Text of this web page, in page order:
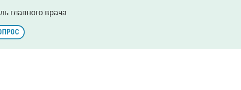
главного врача